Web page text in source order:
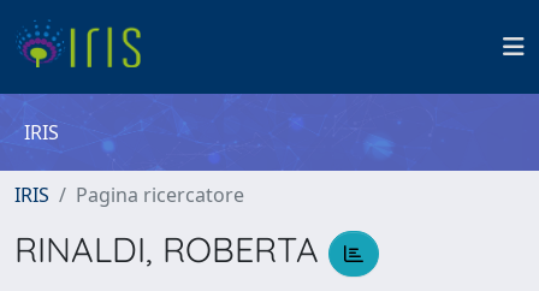
IRIS
IRIS Pagina ricercatore
RINALDI, ROBERTA